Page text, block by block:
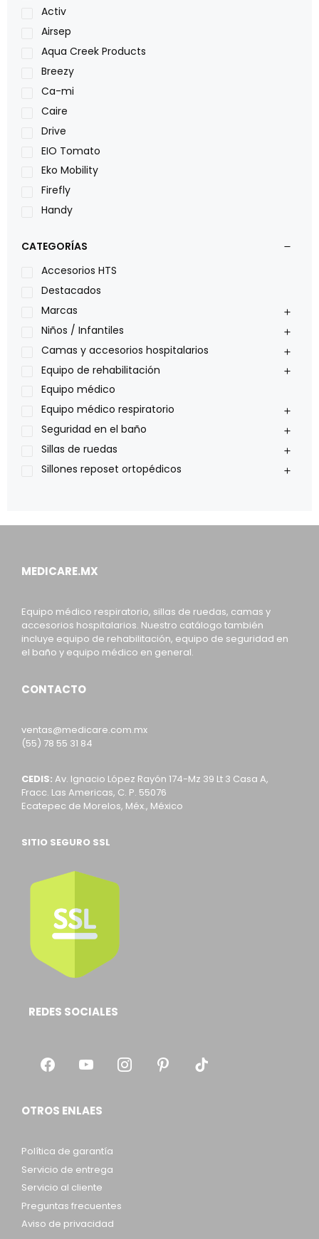
Activ
Airsep
Aqua Creek Products
Breezy
Ca-mi
Caire
Drive
EIO Tomato
Eko Mobility
Firefly
Handy
Leggero
Lumex
Medical Store
Nidek
Oxiplus
Philips
Pride
Roho
Sillas de ruedas Everest Jennings
Stealth products
Xiehe Medical
CATEGORÍAS
Accesorios HTS
Destacados
Marcas
Niños / Infantiles
Camas y accesorios hospitalarios
Equipo de rehabilitación
Equipo médico
Equipo médico respiratorio
Seguridad en el baño
Sillas de ruedas
Sillones reposet ortopédicos
MEDICARE.MX
Equipo médico respiratorio, sillas de ruedas, camas y
accesorios hospitalarios. Nuestro catálogo también
incluye equipo de rehabilitación, equipo de seguridad en
el baño y equipo médico en general.
CONTACTO
ventas@medicare.com.mx
(55) 78 55 31 84
CEDIS: Av. Ignacio López Rayón 174-Mz 39 Lt 3 Casa A,
Fracc. Las Americas, C. P. 55076
Ecatepec de Morelos, Méx., México
SITIO SEGURO SSL
REDES SOCIALES
OTROS ENLAES
Política de garantía
Servicio de entrega
Servicio al cliente
Preguntas frecuentes
Aviso de privacidad